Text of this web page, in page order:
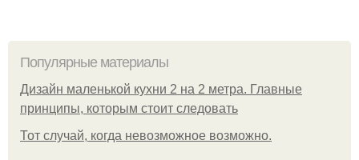
Популярные материалы
Дизайн маленькой кухни 2 на 2 метра. Главные
принципы, которым стоит следовать
Тот случай, когда невозможное возможно.